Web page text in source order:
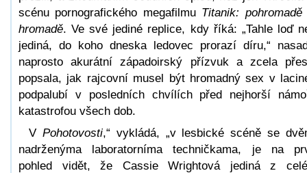
scénu pornografického megafilmu Titanik: pohromadě
hromadě. Ve své jediné replice, kdy říká: „Tahle loď
jediná, do koho dneska ledovec prorazí díru,“
naprosto akurátní západoirský přízvuk a zcela
popsala, jak rajcovní musel být hromadný sex v
podpalubí v posledních chvílích před nejhorší
katastrofou všech dob.
V Pohotovosti,“ vykládá, „v lesbické scéně se
nadrženýma laboratorníma techničkama, je na
pohled vidět, že Cassie Wrightová jediná z